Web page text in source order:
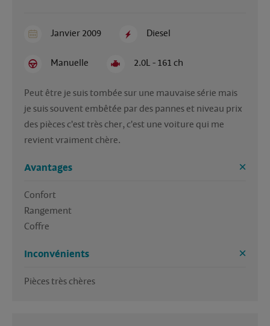
Janvier 2009 Diesel
Manuelle 2.0L - 161 ch
Peut être je suis tombée sur une mauvaise série mais
je suis souvent embêtée par des pannes et niveau prix
des pièces c'est très cher, c'est une voiture qui me
revient vraiment chère.
Avantages
Confort
Rangement
Inconvénients
Pièces très chères